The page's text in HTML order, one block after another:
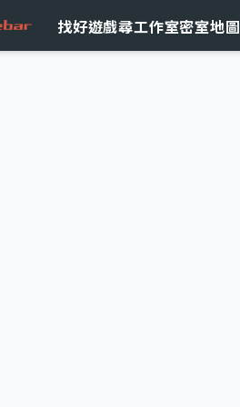
找好遊戲尋工作室密室地圖